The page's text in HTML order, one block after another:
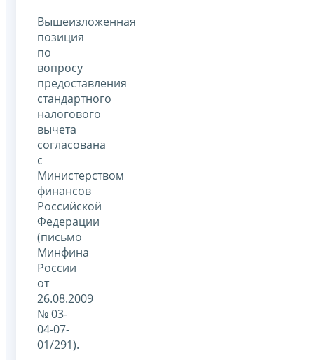
Вышеизложенная
позиция
по
вопросу
предоставления
стандартного
налогового
вычета
согласована
с
Министерством
финансов
Российской
Федерации
(письмо
Минфина
России
от
26.08.2009
№ 03-
04-07-
01/291).